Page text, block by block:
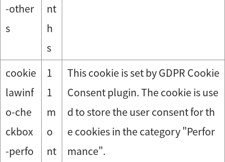
-other
s
nt
h
s
cookie
lawinf
o-che
ckbox
-perfo
1
1
m
o
nt
This cookie is set by GDPR Cookie
Consent plugin. The cookie is use
d to store the user consent for th
e cookies in the category "Perfor
mance".